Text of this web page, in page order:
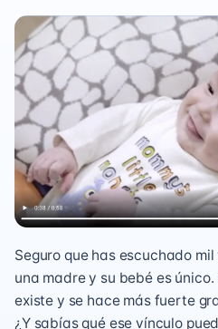
Seguro que has escuchado
una madre y su bebé es
existe y se hace más fuerte
¿Y sabías qué ese vínculo